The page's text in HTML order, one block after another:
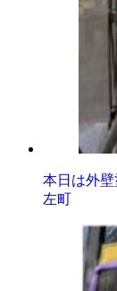
本日は外
左町